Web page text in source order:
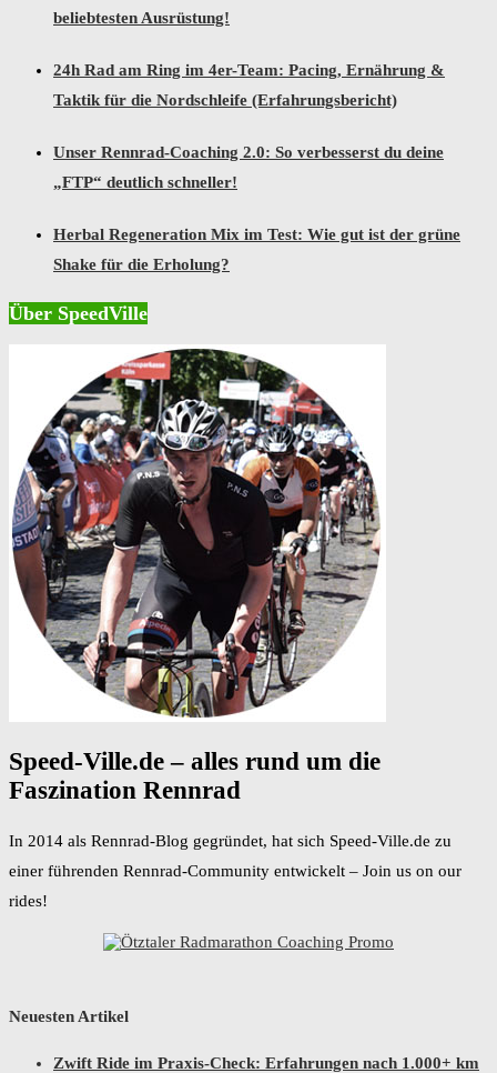
beliebtesten Ausrüstung!
24h Rad am Ring im 4er-Team: Pacing, Ernährung &
Taktik für die Nordschleife (Erfahrungsbericht)
Unser Rennrad-Coaching 2.0: So verbesserst du deine
„FTP“ deutlich schneller!
Herbal Regeneration Mix im Test: Wie gut ist der grüne
Shake für die Erholung?
Über SpeedVille
Speed-Ville.de – alles rund um die
Faszination Rennrad
In 2014 als Rennrad-Blog gegründet, hat sich Speed-Ville.de zu
einer führenden Rennrad-Community entwickelt – Join us on our
rides!
Neuesten Artikel
Zwift Ride im Praxis-Check: Erfahrungen nach 1.000+ km